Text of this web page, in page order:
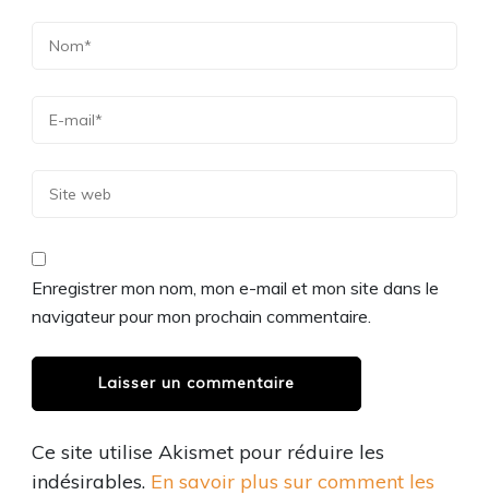
Enregistrer mon nom, mon e-mail et mon site dans le
navigateur pour mon prochain commentaire.
Ce site utilise Akismet pour réduire les
indésirables. En savoir plus sur comment les